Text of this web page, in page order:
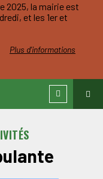
Plus d'informations
2025, la mairie est
et les 1er et